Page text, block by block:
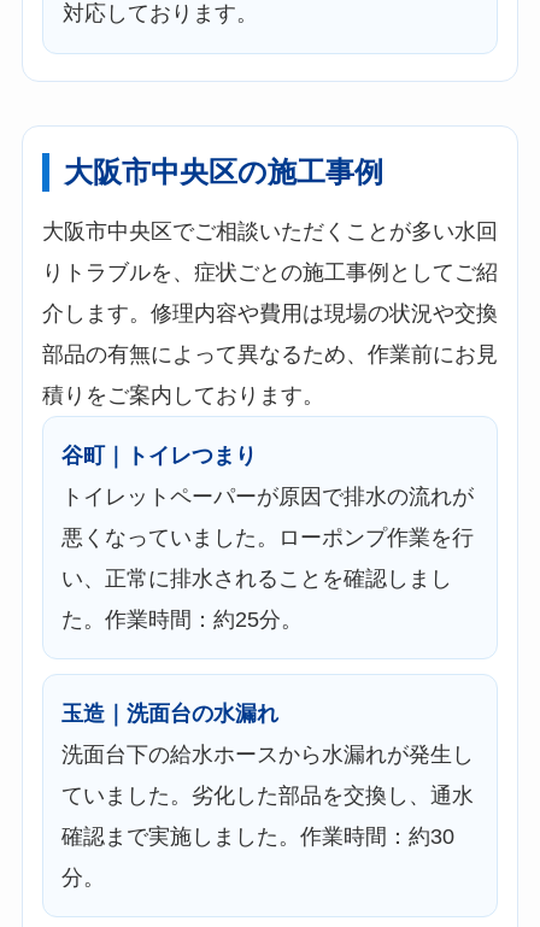
対応しております。
大阪市中央区の施工事例
大阪市中央区でご相談いただくことが多い水回
りトラブルを、症状ごとの施工事例としてご紹
介します。修理内容や費用は現場の状況や交換
部品の有無によって異なるため、作業前にお見
積りをご案内しております。
谷町｜トイレつまり
トイレットペーパーが原因で排水の流れが
悪くなっていました。ローポンプ作業を行
い、正常に排水されることを確認しまし
た。作業時間：約25分。
玉造｜洗面台の水漏れ
洗面台下の給水ホースから水漏れが発生し
ていました。劣化した部品を交換し、通水
確認まで実施しました。作業時間：約30
分。